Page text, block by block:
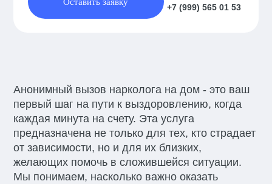
+7 (999) 565 01 53
Анонимный вызов нарколога на дом - это ваш
первый шаг на пути к выздоровлению, когда
каждая минута на счету. Эта услуга
предназначена не только для тех, кто страдает
от зависимости, но и для их близких,
желающих помочь в сложившейся ситуации.
Мы понимаем, насколько важно оказать